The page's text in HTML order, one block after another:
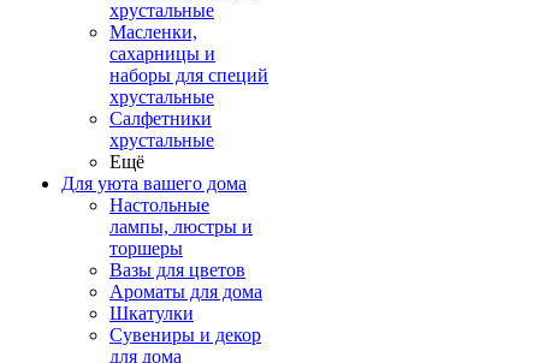
хрустальные
Масленки,
сахарницы и
наборы для специй
хрустальные
Салфетники
хрустальные
Ещё
Для уюта вашего дома
Настольные
лампы, люстры и
торшеры
Вазы для цветов
Ароматы для дома
Шкатулки
Сувениры и декор
для дома